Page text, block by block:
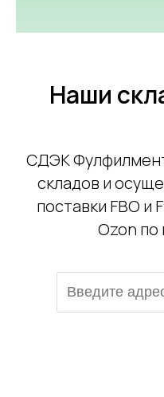
Наши
СДЭК
складов и
поставки FBO и
Ozon по